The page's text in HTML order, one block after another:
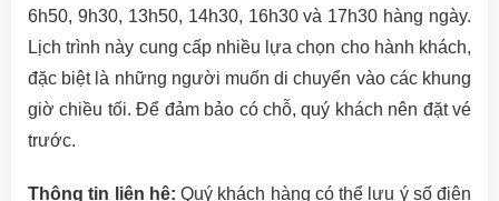
6h50, 9h30, 13h50, 14h30, 16h30 và 17h30 hàng ngày.
Lịch trình này cung cấp nhiều lựa chọn cho hành khách,
đặc biệt là những người muốn di chuyển vào các khung
giờ chiều tối. Để đảm bảo có chỗ, quý khách nên đặt vé
trước.
Thông tin liên hệ: Quý khách hàng có thể lưu ý số điện